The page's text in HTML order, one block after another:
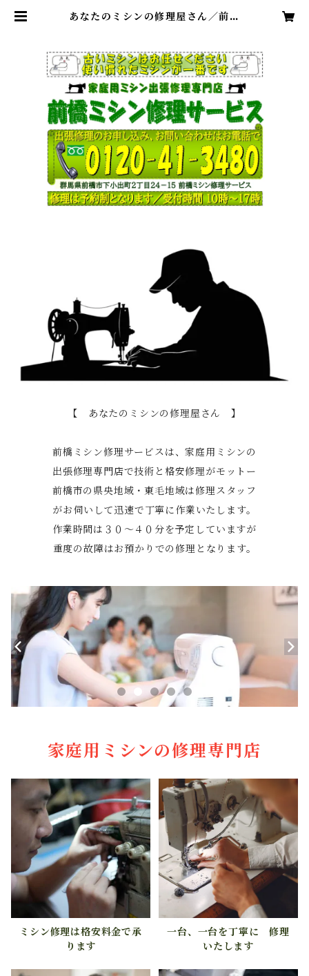
あなたのミシンの修理屋さん／前橋
【 あなたのミシンの修理屋さん 】
前橋ミシン修理サービスは、家庭用ミシンの
出張修理専門店で技術と格安修理がモットー
前橋市の県央地域・東毛地域は修理スタッフ
がお伺いして迅速で丁寧に作業いたします。
作業時間は３０～４０分を予定していますが
重度の故障はお預かりでの修理となります。
家庭用ミシンの修理専門店
ミシン修理は格安料金で承
ります
一台、一台を丁寧に 修理
いたします